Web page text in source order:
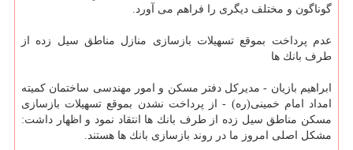
گوناگون و مختلف دیگری را فراهم می آورد.
عدم پرداخت بموقع تسهیلات بازسازی منازل مناطق سیل زده از
طرف بانك ها
ابراهیم بازیان - مدیركل دفتر مسكن و امور مهندسی ساختمان كمیته
امداد امام خمینی(ره) - از پرداخت نشدن بموقع تسهیلات بازسازی
مسكن مناطق سیل زده از طرف بانك ها انتقاد نمود و اظهار داشت:
مشكل اصلی امروز ما در روند بازسازی بانك ها هستند.